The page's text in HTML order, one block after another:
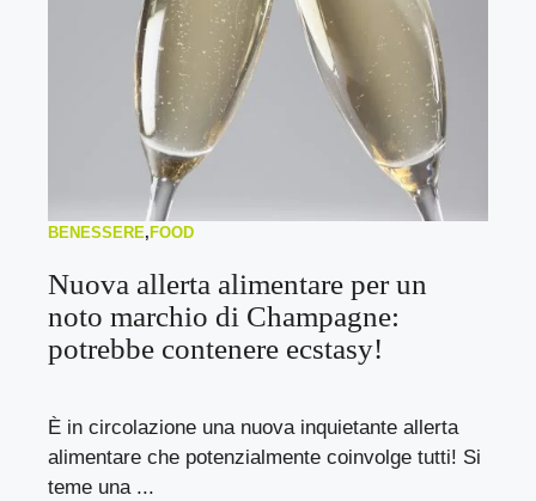
BENESSERE, FOOD
Nuova allerta alimentare per un
noto marchio di Champagne:
potrebbe contenere ecstasy!
È in circolazione una nuova inquietante allerta
alimentare che potenzialmente coinvolge tutti! Si
teme una ...